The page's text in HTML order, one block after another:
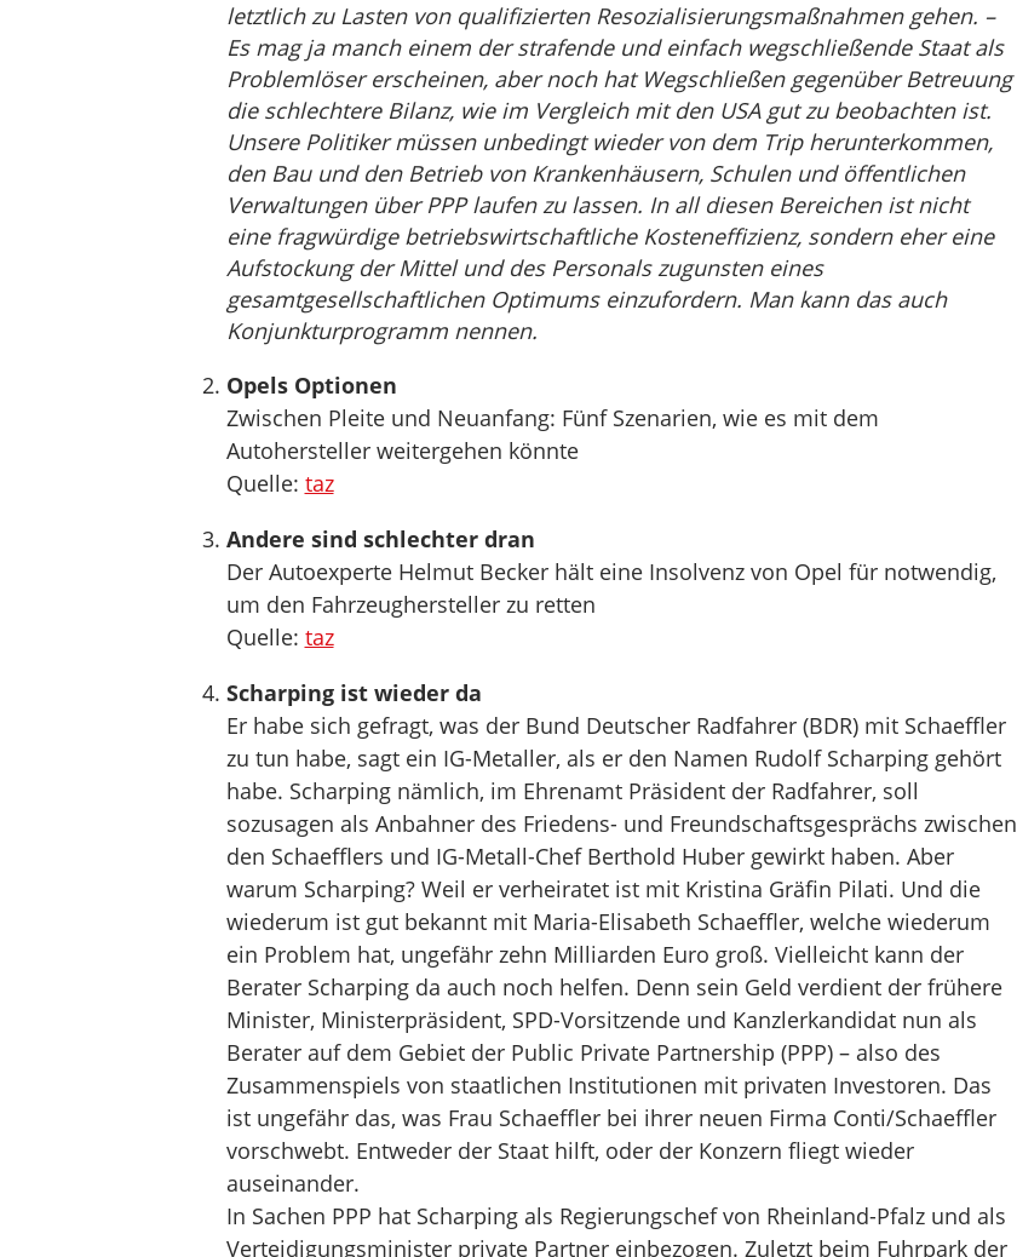
letztlich zu Lasten von qualifizierten Resozialisierungsmaßnahmen gehen. –
Es mag ja manch einem der strafende und einfach wegschließende Staat als
Problemlöser erscheinen, aber noch hat Wegschließen gegenüber Betreuung
die schlechtere Bilanz, wie im Vergleich mit den USA gut zu beobachten ist.
Unsere Politiker müssen unbedingt wieder von dem Trip herunterkommen,
den Bau und den Betrieb von Krankenhäusern, Schulen und öffentlichen
Verwaltungen über PPP laufen zu lassen. In all diesen Bereichen ist nicht
eine fragwürdige betriebswirtschaftliche Kosteneffizienz, sondern eher eine
Aufstockung der Mittel und des Personals zugunsten eines
gesamtgesellschaftlichen Optimums einzufordern. Man kann das auch
Konjunkturprogramm nennen.
Opels Optionen
Zwischen Pleite und Neuanfang: Fünf Szenarien, wie es mit dem
Autohersteller weitergehen könnte
Quelle: taz
Andere sind schlechter dran
Der Autoexperte Helmut Becker hält eine Insolvenz von Opel für notwendig,
um den Fahrzeughersteller zu retten
Quelle: taz
Scharping ist wieder da
Er habe sich gefragt, was der Bund Deutscher Radfahrer (BDR) mit Schaeffler
zu tun habe, sagt ein IG-Metaller, als er den Namen Rudolf Scharping gehört
habe. Scharping nämlich, im Ehrenamt Präsident der Radfahrer, soll
sozusagen als Anbahner des Friedens- und Freundschaftsgesprächs zwischen
den Schaefflers und IG-Metall-Chef Berthold Huber gewirkt haben. Aber
warum Scharping? Weil er verheiratet ist mit Kristina Gräfin Pilati. Und die
wiederum ist gut bekannt mit Maria-Elisabeth Schaeffler, welche wiederum
ein Problem hat, ungefähr zehn Milliarden Euro groß. Vielleicht kann der
Berater Scharping da auch noch helfen. Denn sein Geld verdient der frühere
Minister, Ministerpräsident, SPD-Vorsitzende und Kanzlerkandidat nun als
Berater auf dem Gebiet der Public Private Partnership (PPP) – also des
Zusammenspiels von staatlichen Institutionen mit privaten Investoren. Das
ist ungefähr das, was Frau Schaeffler bei ihrer neuen Firma Conti/Schaeffler
vorschwebt. Entweder der Staat hilft, oder der Konzern fliegt wieder
auseinander.
In Sachen PPP hat Scharping als Regierungschef von Rheinland-Pfalz und als
Verteidigungsminister private Partner einbezogen. Zuletzt beim Fuhrpark der